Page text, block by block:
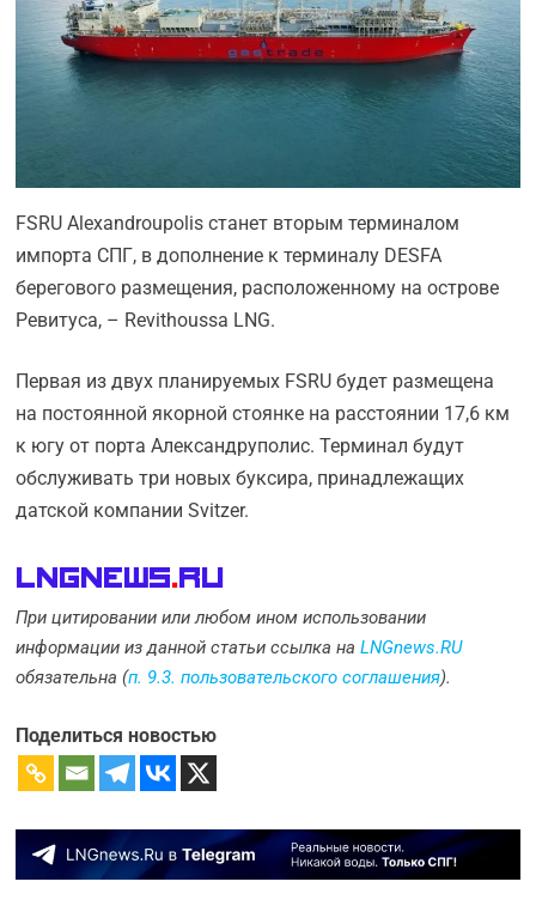
FSRU Alexandroupolis станет вторым терминалом
импорта СПГ, в дополнение к терминалу DESFA
берегового размещения, расположенному на острове
Ревитуса, – Revithoussa LNG.
Первая из двух планируемых FSRU будет размещена
на постоянной якорной стоянке на расстоянии 17,6 км
к югу от порта Александруполис. Терминал будут
обслуживать три новых буксира, принадлежащих
датской компании Svitzer.
LNGnews. Ru
При цитировании или любом ином использовании
информации из данной статьи ссылка наLNGnews.RU
обязательна (п. 9.3. пользовательского соглашения).
Поделиться новостью